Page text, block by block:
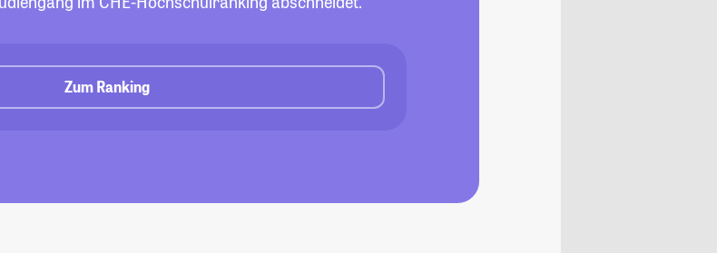
Zum Ranking